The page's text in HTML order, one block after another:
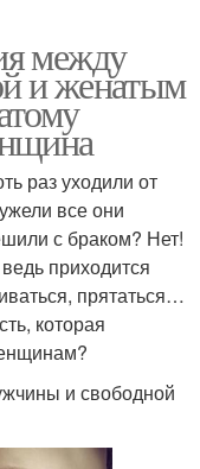
между
и женатым
раз уходили от
все они
с браком? Нет!
приходится
прятаться…
которая
и свободной